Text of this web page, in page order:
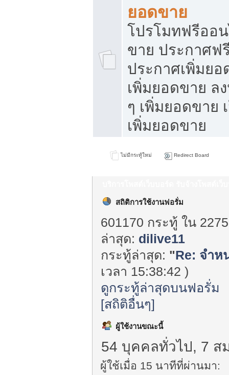
ยอดขาย
โปรโมทฟรีออ
ขาย ประกาศฟ
ประกาศเพิ่มย
เพิ่มยอดขาย ล
ๆ เพิ่มยอดขาย
เพิ่มยอดขาย
ไม่มีกระทู้ใหม่ Redirect Board
สถิติการใช้งานฟอรั่ม
601170 กระทู้ ใน
ล่าสุด: dilive11
กระทู้ล่าสุด: "Re: จำห
เวลา 15:38:42 )
ดูกระทู้ล่าสุดบนฟอรั่ม
[สถิติอื่นๆ]
ผู้ใช้งานขณะนี้
54 บุคคลทั่วไป, 7 ส
ผู้ใช้เมื่อ 15 นาทีที่ผ่านมา: